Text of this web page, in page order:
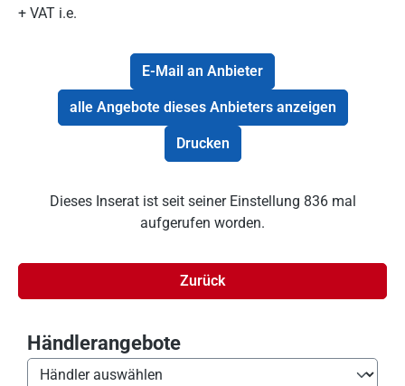
Händlerangebote
+ VAT i.e.
E-Mail an Anbieter
alle Angebote dieses Anbieters anzeigen
Drucken
Dieses Inserat ist seit seiner Einstellung 836 mal
aufgerufen worden.
Zurück